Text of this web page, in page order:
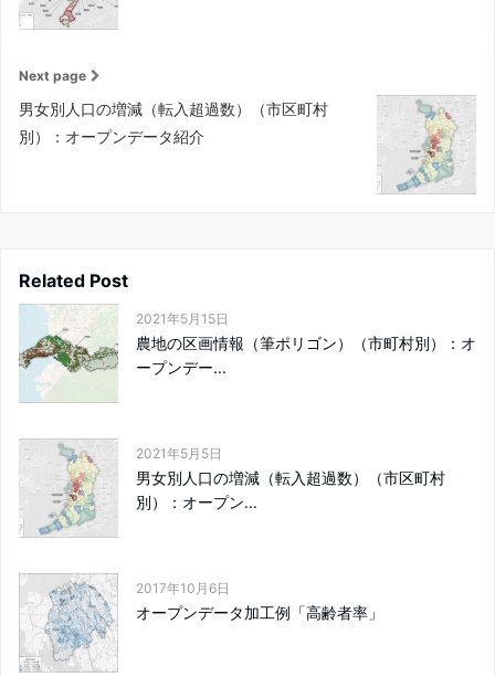
Next page
男女別人口の増減（転入超過数）（市区町村
別）：オープンデータ紹介
Related Post
2021年5月15日
農地の区画情報（筆ポリゴン）（市町村別）：オ
ープンデー...
2021年5月5日
男女別人口の増減（転入超過数）（市区町村
別）：オープン...
2017年10月6日
オープンデータ加工例「高齢者率」